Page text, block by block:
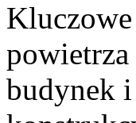
powietrza
budynek